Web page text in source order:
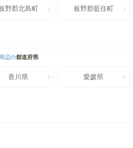
野郡北島町 板野郡藍住町
周辺の都道府県
香川県 愛媛県